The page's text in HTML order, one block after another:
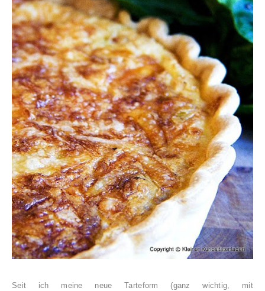
Seit ich meine neue Tarteform (ganz wichtig, mit